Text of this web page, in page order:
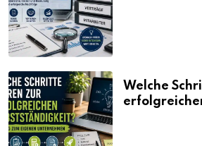
Welche